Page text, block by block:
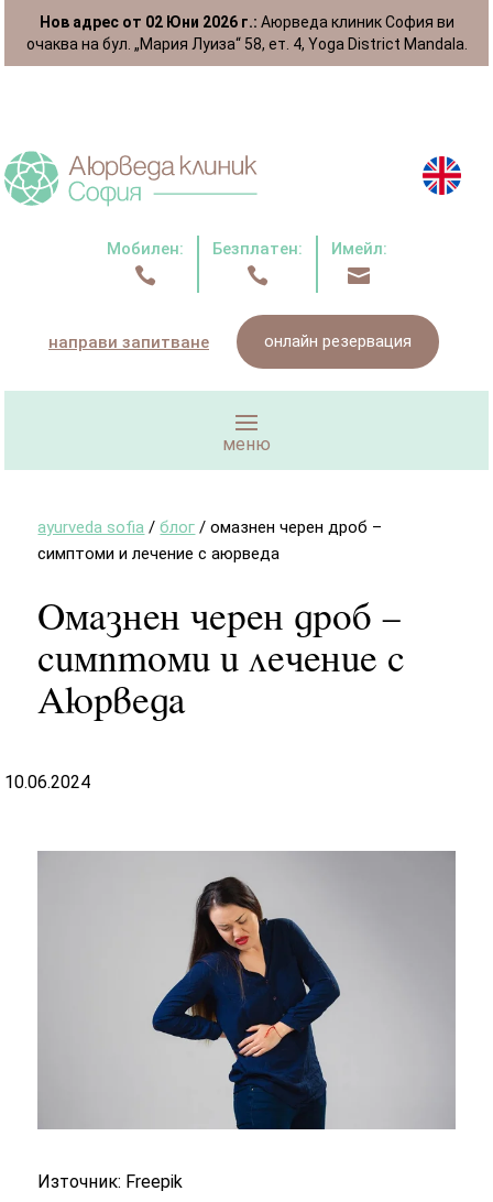
Нов адрес от 02 Юни 2026 г.: Аюрведа клиник София ви
очаква на бул. „Мария Луиза“ 58, ет. 4, Yoga District Mandala.
Мобилен:

Безплатен:

Имейл:

направи запитване онлайн резервация
ayurveda sofia /блог /омазнен черен дроб –
симптоми и лечение с аюрведа
Омазнен черен дроб –
симптоми и лечение с
Аюрведа
10.06.2024
Източник: Freepik